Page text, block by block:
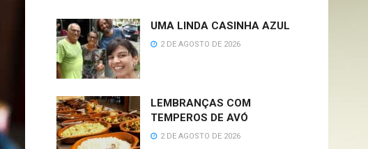
UMA LINDA CASINHA AZUL
2 DE AGOSTO DE 2026
LEMBRANÇAS COM
TEMPEROS DE AVÓ
2 DE AGOSTO DE 2026